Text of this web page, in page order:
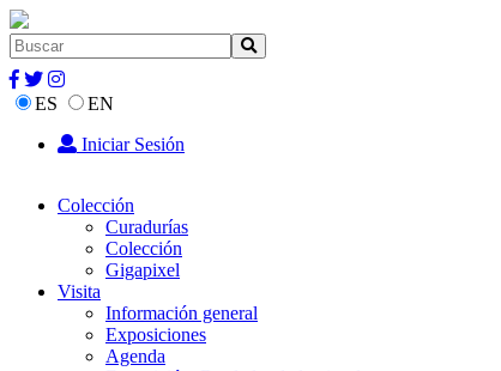
ES
EN
Iniciar Sesión
Colección
Curadurías
Colección
Gigapixel
Visita
Información general
Exposiciones
Agenda